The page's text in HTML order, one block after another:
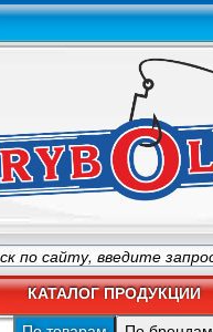
КАТАЛОГ ПРОДУКЦИИ